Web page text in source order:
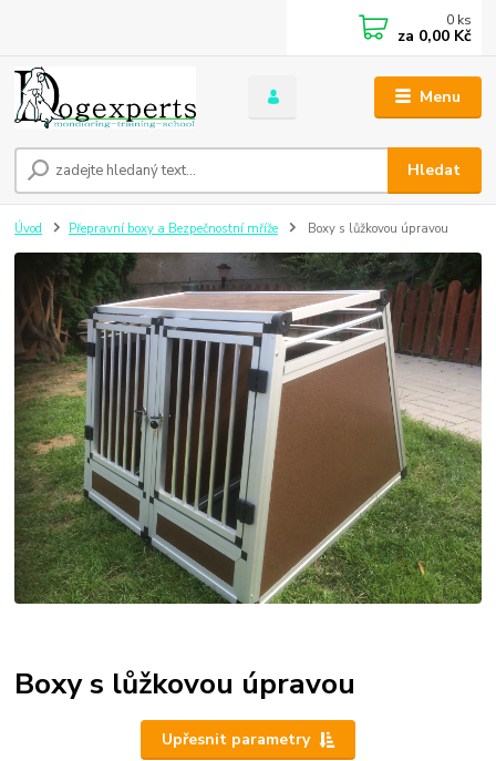
Menu
Hledat
0 ks
za 0,00 Kč
Úvod Přepravní boxy a Bezpečnostní mříže Boxy s lůžkovou úpravou
Boxy s lůžkovou úpravou
Upřesnit parametry